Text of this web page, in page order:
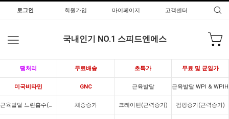
로그인 회원가입 마이페이지 고객센터
국내인기 NO.1 스피드엔에스
땡처리 무료배송 초특가 무료 및 균일가
미국비타민 GNC 근육발달 근육발달 WPI & WPIH
근육발달 느린흡수(카제인) 체중증가 크레아틴(근력증가) 펌핑증가(근력증가)